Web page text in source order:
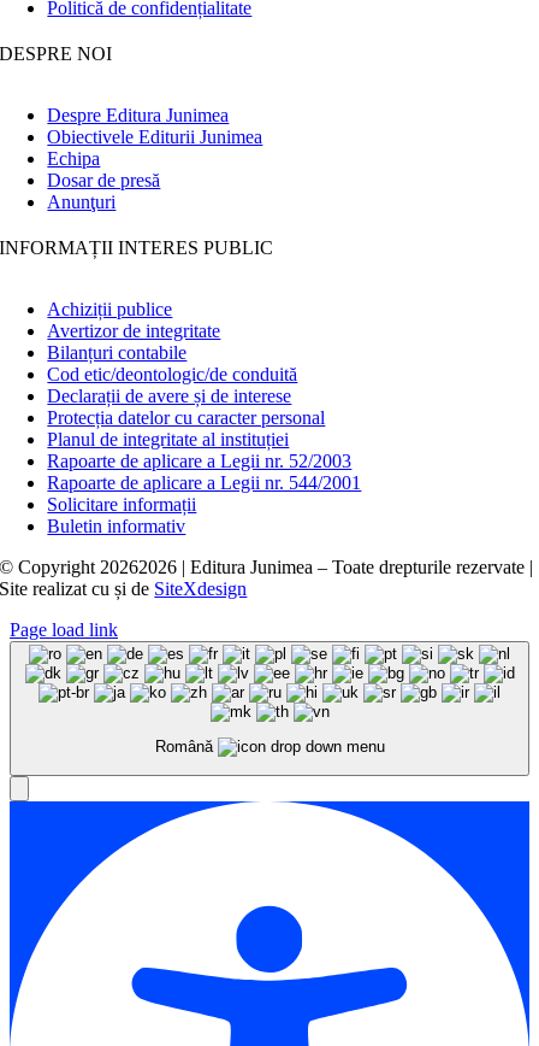
Politică de confidențialitate
DESPRE NOI
Despre Editura Junimea
Obiectivele Editurii Junimea
Echipa
Dosar de presă
Anunţuri
INFORMAȚII INTERES PUBLIC
Achiziții publice
Avertizor de integritate
Bilanțuri contabile
Cod etic/deontologic/de conduită
Declarații de avere și de interese
Protecția datelor cu caracter personal
Planul de integritate al instituției
Rapoarte de aplicare a Legii nr. 52/2003
Rapoarte de aplicare a Legii nr. 544/2001
Solicitare informații
Buletin informativ
© Copyright 20262026 | Editura Junimea – Toate drepturile rezervate |
Site realizat cușide SiteXdesign
Page load link
Română